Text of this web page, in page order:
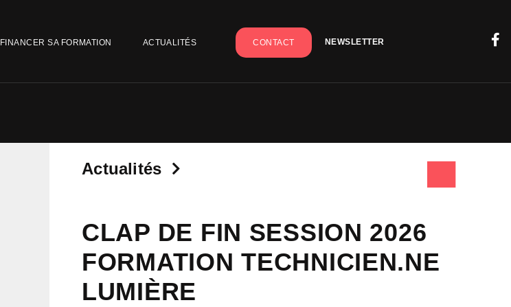
FINANCER SA FORMATION ACTUALITÉS CONTACT NEWSLETTER
Actualités
CLAP DE FIN SESSION 2026
FORMATION TECHNICIEN.NE
LUMIÈRE